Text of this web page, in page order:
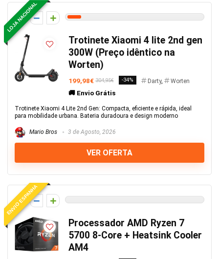
LOJA NACIONAL
5
Trotinete Xiaomi 4 lite 2nd gen
300W (Preço idêntico na
Worten)
199,98€ 304,95€ -34% Darty, Worten
🚚 Envio Grátis
Trotinete Xiaomi 4 Lite 2nd Gen: Compacta, eficiente e rápida, ideal
para mobilidade urbana. Bateria duradoura e design moderno
Mario Bros 3 de Agosto, 2026
VER OFERTA
ENVIO ESPANHA
0
Processador AMD Ryzen 7
5700 8-Core + Heatsink Cooler
AM4